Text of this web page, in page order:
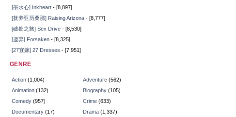
[墨水心] Inkheart - [8,897]
[抚养亚历桑那] Raising Arizona - [8,777]
[破处之旅] Sex Drive - [8,530]
[遗弃] Forsaken - [8,325]
[27宜嫁] 27 Dresses - [7,951]
GENRE
Action (1,004) Adventure (562)
Animation (132) Biography (105)
Comedy (957) Crime (633)
Documentary (17) Drama (1,337)